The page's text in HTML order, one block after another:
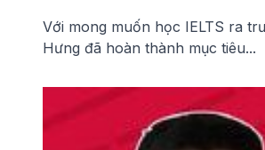
Với mong muốn học IELTS ra
Hưng đã hoàn thành mục tiêu...